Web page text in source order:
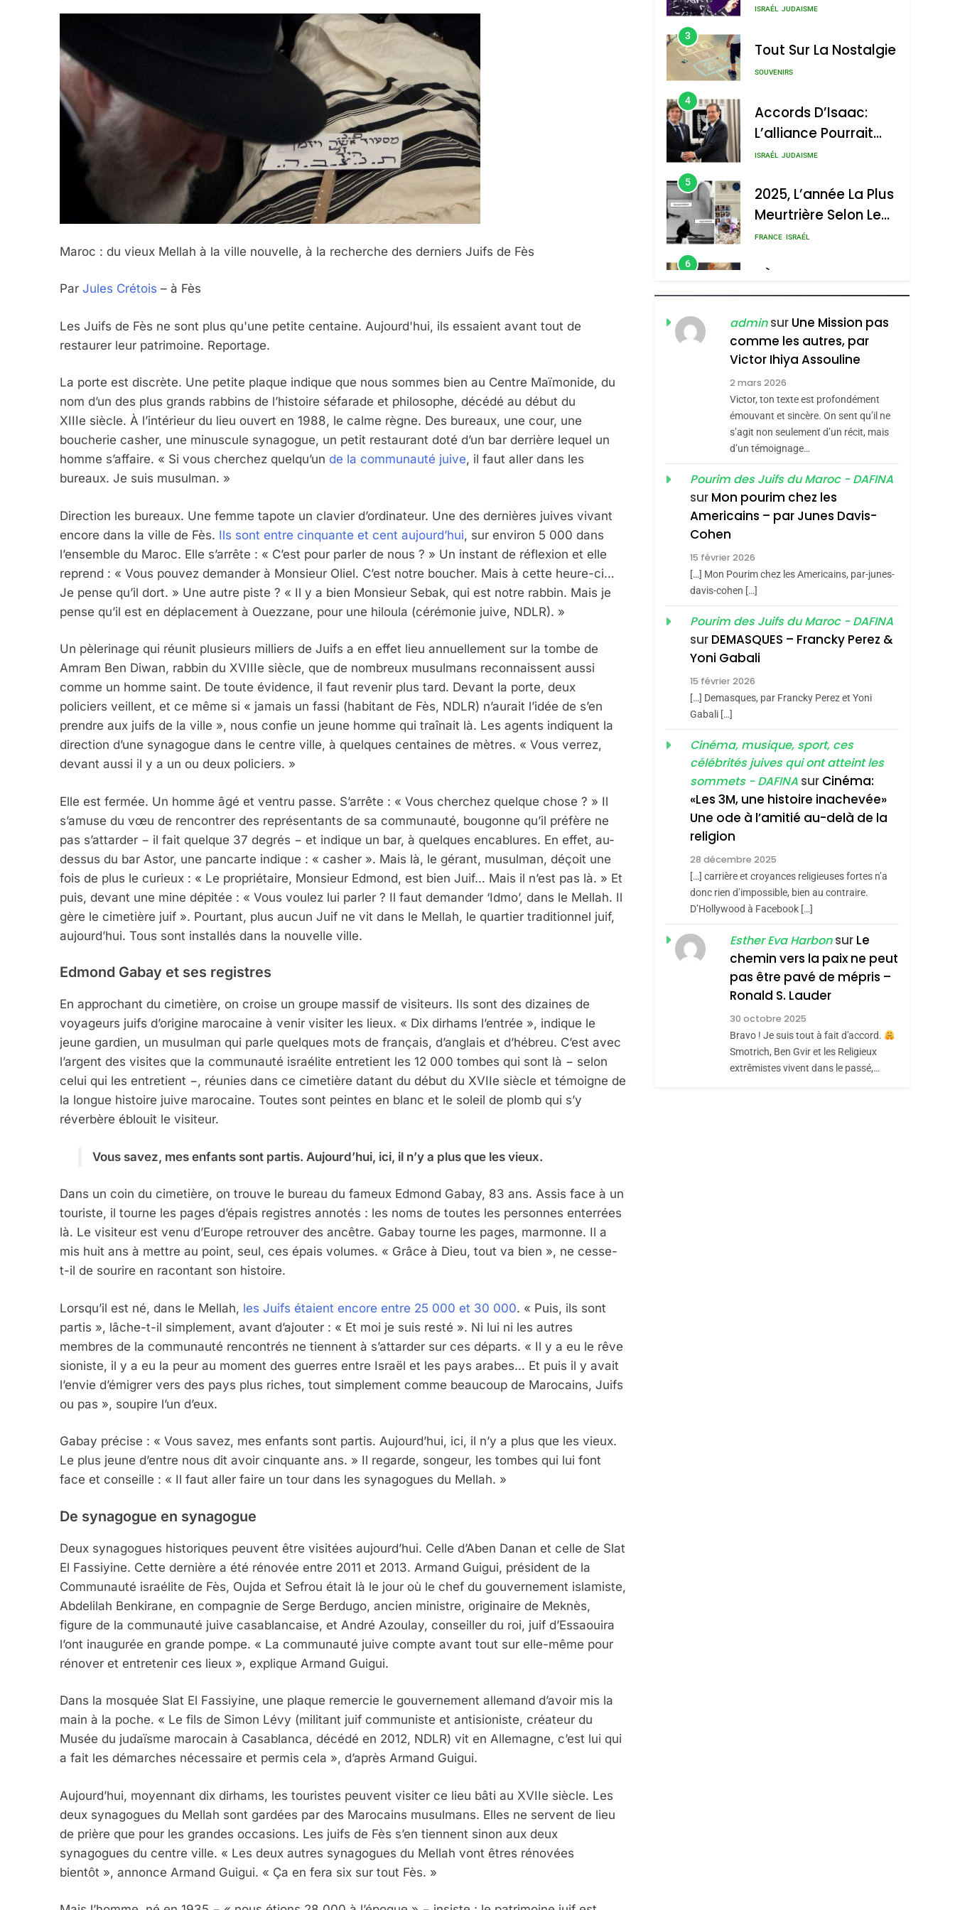
Maroc : du vieux Mellah à la ville nouvelle, à la recherche des derniers Juifs de Fès
Par Jules Crétois – à Fès
Les Juifs de Fès ne sont plus qu'une petite centaine. Aujourd'hui, ils essaient avant tout de
restaurer leur patrimoine. Reportage.
La porte est discrète. Une petite plaque indique que nous sommes bien au Centre Maïmonide, du
nom d’un des plus grands rabbins de l’histoire séfarade et philosophe, décédé au début du
XIIIe siècle. À l’intérieur du lieu ouvert en 1988, le calme règne. Des bureaux, une cour, une
boucherie casher, une minuscule synagogue, un petit restaurant doté d’un bar derrière lequel un
homme s’affaire. « Si vous cherchez quelqu’un de la communauté juive, il faut aller dans les
bureaux. Je suis musulman. »
Direction les bureaux. Une femme tapote un clavier d’ordinateur. Une des dernières juives vivant
encore dans la ville de Fès. Ils sont entre cinquante et cent aujourd’hui, sur environ 5 000 dans
l’ensemble du Maroc. Elle s’arrête : « C’est pour parler de nous ? » Un instant de réflexion et elle
reprend : « Vous pouvez demander à Monsieur Oliel. C’est notre boucher. Mais à cette heure-ci…
Je pense qu’il dort. » Une autre piste ? « Il y a bien Monsieur Sebak, qui est notre rabbin. Mais je
pense qu’il est en déplacement à Ouezzane, pour une hiloula (cérémonie juive, NDLR). »
Un pèlerinage qui réunit plusieurs milliers de Juifs a en effet lieu annuellement sur la tombe de
Amram Ben Diwan, rabbin du XVIIIe siècle, que de nombreux musulmans reconnaissent aussi
comme un homme saint. De toute évidence, il faut revenir plus tard. Devant la porte, deux
policiers veillent, et ce même si « jamais un fassi (habitant de Fès, NDLR) n’aurait l’idée de s’en
prendre aux juifs de la ville », nous confie un jeune homme qui traînait là. Les agents indiquent la
direction d’une synagogue dans le centre ville, à quelques centaines de mètres. « Vous verrez,
devant aussi il y a un ou deux policiers. »
Elle est fermée. Un homme âgé et ventru passe. S’arrête : « Vous cherchez quelque chose ? » Il
s’amuse du vœu de rencontrer des représentants de sa communauté, bougonne qu’il préfère ne
pas s’attarder − il fait quelque 37 degrés − et indique un bar, à quelques encablures. En effet, au-
dessus du bar Astor, une pancarte indique : « casher ». Mais là, le gérant, musulman, déçoit une
fois de plus le curieux : « Le propriétaire, Monsieur Edmond, est bien Juif… Mais il n’est pas là. » Et
puis, devant une mine dépitée : « Vous voulez lui parler ? Il faut demander ‘Idmo’, dans le Mellah. Il
gère le cimetière juif ». Pourtant, plus aucun Juif ne vit dans le Mellah, le quartier traditionnel juif,
aujourd’hui. Tous sont installés dans la nouvelle ville.
Edmond Gabay et ses registres
En approchant du cimetière, on croise un groupe massif de visiteurs. Ils sont des dizaines de
voyageurs juifs d’origine marocaine à venir visiter les lieux. « Dix dirhams l’entrée », indique le
jeune gardien, un musulman qui parle quelques mots de français, d’anglais et d’hébreu. C’est avec
l’argent des visites que la communauté israélite entretient les 12 000 tombes qui sont là − selon
celui qui les entretient −, réunies dans ce cimetière datant du début du XVIIe siècle et témoigne de
la longue histoire juive marocaine. Toutes sont peintes en blanc et le soleil de plomb qui s’y
réverbère éblouit le visiteur.
Vous savez, mes enfants sont partis. Aujourd’hui, ici, il n’y a plus que les vieux.
Dans un coin du cimetière, on trouve le bureau du fameux Edmond Gabay, 83 ans. Assis face à un
touriste, il tourne les pages d’épais registres annotés : les noms de toutes les personnes enterrées
là. Le visiteur est venu d’Europe retrouver des ancêtre. Gabay tourne les pages, marmonne. Il a
mis huit ans à mettre au point, seul, ces épais volumes. « Grâce à Dieu, tout va bien », ne cesse-
t-il de sourire en racontant son histoire.
Lorsqu’il est né, dans le Mellah, les Juifs étaient encore entre 25 000 et 30 000. « Puis, ils sont
partis », lâche-t-il simplement, avant d’ajouter : « Et moi je suis resté ». Ni lui ni les autres
membres de la communauté rencontrés ne tiennent à s’attarder sur ces départs. « Il y a eu le rêve
sioniste, il y a eu la peur au moment des guerres entre Israël et les pays arabes… Et puis il y avait
l’envie d’émigrer vers des pays plus riches, tout simplement comme beaucoup de Marocains, Juifs
ou pas », soupire l’un d’eux.
Gabay précise : « Vous savez, mes enfants sont partis. Aujourd’hui, ici, il n’y a plus que les vieux.
Le plus jeune d’entre nous dit avoir cinquante ans. » Il regarde, songeur, les tombes qui lui font
face et conseille : « Il faut aller faire un tour dans les synagogues du Mellah. »
De synagogue en synagogue
Deux synagogues historiques peuvent être visitées aujourd’hui. Celle d’Aben Danan et celle de Slat
El Fassiyine. Cette dernière a été rénovée entre 2011 et 2013. Armand Guigui, président de la
Communauté israélite de Fès, Oujda et Sefrou était là le jour où le chef du gouvernement islamiste,
Abdelilah Benkirane, en compagnie de Serge Berdugo, ancien ministre, originaire de Meknès,
figure de la communauté juive casablancaise, et André Azoulay, conseiller du roi, juif d’Essaouira
l’ont inaugurée en grande pompe. « La communauté juive compte avant tout sur elle-même pour
rénover et entretenir ces lieux », explique Armand Guigui.
Dans la mosquée Slat El Fassiyine, une plaque remercie le gouvernement allemand d’avoir mis la
main à la poche. « Le fils de Simon Lévy (militant juif communiste et antisioniste, créateur du
Musée du judaïsme marocain à Casablanca, décédé en 2012, NDLR) vit en Allemagne, c’est lui qui
a fait les démarches nécessaire et permis cela », d’après Armand Guigui.
Aujourd’hui, moyennant dix dirhams, les touristes peuvent visiter ce lieu bâti au XVIIe siècle. Les
deux synagogues du Mellah sont gardées par des Marocains musulmans. Elles ne servent de lieu
de prière que pour les grandes occasions. Les juifs de Fès s’en tiennent sinon aux deux
synagogues du centre ville. « Les deux autres synagogues du Mellah vont êtres rénovées
bientôt », annonce Armand Guigui. « Ça en fera six sur tout Fès. »
Nouvelle Chanson De
ISRAÉL JUDAISME
3
Tout Sur La Nostalgie
SOUVENIRS
4
Accords D’Isaac:
L’alliance Pourrait
S’étendre À 13 Pays
ISRAÉL JUDAISME
5
2025, L’année La Plus
Meurtrière Selon Le
Rapport D’ADL
FRANCE ISRAÉL
6
FIÈRE, DIGNE ET
RÉSILIENTE :
POURQUOI JE
REVENDIQUE MA
JUDAÏTE Par Thérèse
Zrihen-Dvir
ISRAÉL JUDAISME
CE QUI NOUS
MANQUE – Jacques
Hadida
JUDAISME
Maroc : Les Amandes
De Tafraout, Le Miel
De Tadla Azilal
Consacrés Produits
Du Terroir
DAFINA MAROC
Oeil Ravageur –
2
Dis Guerre»: La
Nouvelle Chanson De
Boy George
ISRAÉL JUDAISME
Accords D’Isaac:
L’alliance Pourrait
S’étendre À 13 Pays
D’Amérique Latine
ISRAÉL JUDAISME
5
Meurtrière Selon Le
Rapport D’ADL
Contre
L’antisémitisme
FRANCE ISRAÉL
FIÈRE, DIGNE ET
RÉSILIENTE :
POURQUOI JE
REVENDIQUE MA
JUDAÏTE Par Thérèse
Zrihen-Dvir
ISRAÉL JUDAISME
CE QUI NOUS
MANQUE – Jacques
Hadida
JUDAISME
Maroc : Les Amandes
adminsur Une Mission pas
comme les autres, par
Victor Ihiya Assouline
2 mars 2026
Victor, ton texte est profondément
émouvant et sincère. On sent qu’il ne
s’agit non seulement d’un récit, mais
d’un témoignage…
Pourim des Juifs du Maroc - DAFINA
sur Mon pourim chez les
Americains – par Junes Davis-
Cohen
15 février 2026
[…] Mon Pourim chez les Americains, par-junes-
davis-cohen […]
Pourim des Juifs du Maroc - DAFINA
sur DEMASQUES – Francky Perez &
Yoni Gabali
15 février 2026
[…] Demasques, par Francky Perez et Yoni
Gabali […]
Cinéma, musique, sport, ces
célébrités juives qui ont atteint les
sommets - DAFINA sur Cinéma:
«Les 3M, une histoire inachevée»
Une ode à l’amitié au-delà de la
religion
28 décembre 2025
[…] carrière et croyances religieuses fortes n’a
donc rien d’impossible, bien au contraire.
D’Hollywood à Facebook […]
Esther Eva Harbonsur Le
chemin vers la paix ne peut
pas être pavé de mépris –
Ronald S. Lauder
30 octobre 2025
Bravo ! Je suis tout à fait d'accord.
Smotrich, Ben Gvir et les Religieux
extrêmistes vivent dans le passé,…